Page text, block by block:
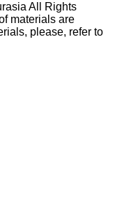
All Rights
materials are
please, refer to